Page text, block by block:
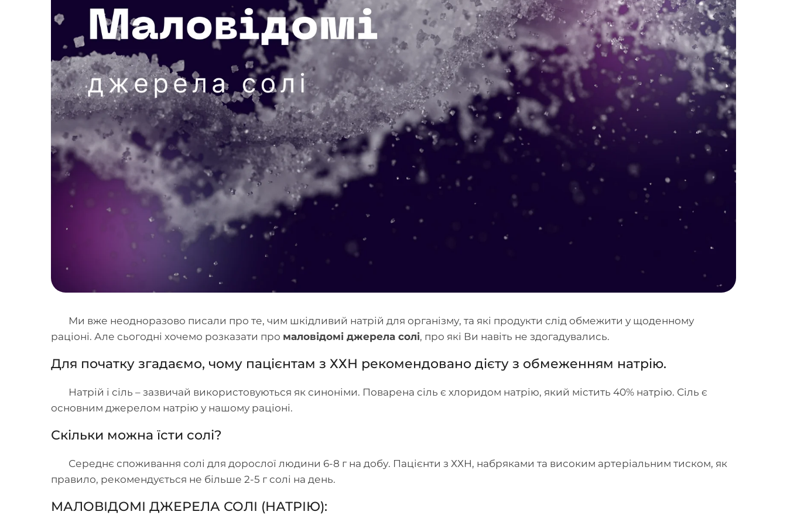
Ми вже неодноразово писали про те, чим шкідливий натрій для організму, та які продукти слід обмежити у щоденному
раціоні. Але сьогодні хочемо розказати про маловідомі джерела солі, про які Ви навіть не здогадувались.
Для початку згадаємо, чому пацієнтам з ХХН рекомендовано дієту з обмеженням натрію.
Натрій і сіль – зазвичай використовуються як синоніми. Поварена сіль є хлоридом натрію, який містить 40% натрію. Сіль є
основним джерелом натрію у нашому раціоні.
Скільки можна їсти солі?
Середнє споживання солі для дорослої людини 6-8 г на добу. Пацієнти з ХХН, набряками та високим артеріальним тиском, як
правило, рекомендується не більше 2-5 г солі на день.
МАЛОВІДОМІ ДЖЕРЕЛА СОЛІ (НАТРІЮ):